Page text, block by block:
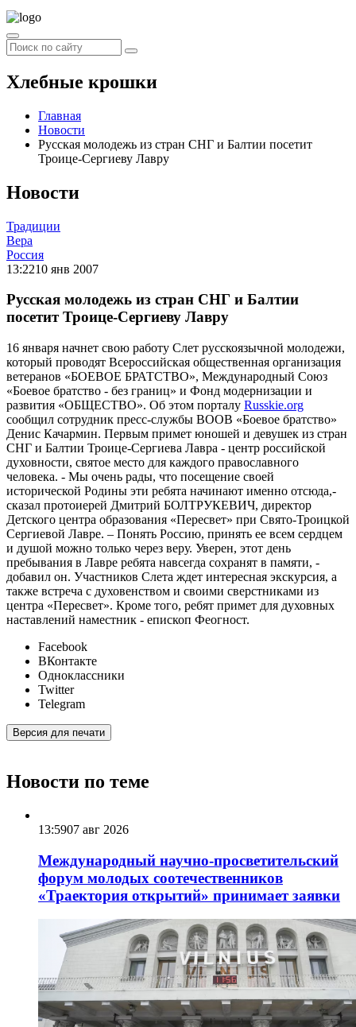
Хлебные крошки
Главная
Новости
Русская молодежь из стран СНГ и Балтии посетит
Троице-Сергиеву Лавру
Новости
Традиции
Вера
Россия
13:2210 янв 2007
Русская молодежь из стран СНГ и Балтии
посетит Троице-Сергиеву Лавру
16 января начнет свою работу Слет русскоязычной молодежи,
который проводят Всероссийская общественная организация
ветеранов «БОЕВОЕ БРАТСТВО», Международный Союз
«Боевое братство - без границ» и Фонд модернизации и
развития «ОБЩЕСТВО». Об этом порталу Russkie.org
сообщил сотрудник пресс-службы ВООВ «Боевое братство»
Денис Качармин. Первым примет юношей и девушек из стран
СНГ и Балтии Троице-Сергиева Лавра - центр российской
духовности, святое место для каждого православного
человека. - Мы очень рады, что посещение своей
исторической Родины эти ребята начинают именно отсюда,-
сказал протоиерей Дмитрий БОЛТРУКЕВИЧ, директор
Детского центра образования «Пересвет» при Свято-Троицкой
Сергиевой Лавре. – Понять Россию, принять ее всем сердцем
и душой можно только через веру. Уверен, этот день
пребывания в Лавре ребята навсегда сохранят в памяти, -
добавил он. Участников Слета ждет интересная экскурсия, а
также встреча с духовенством и своими сверстниками из
центра «Пересвет». Кроме того, ребят примет для духовных
наставлений наместник - епископ Феогност.
Facebook
ВКонтакте
Одноклассники
Twitter
Telegram
Версия для печати
Новости по теме
13:5907 авг 2026
Международный научно-просветительский
форум молодых соотечественников
«Траектория открытий» принимает заявки